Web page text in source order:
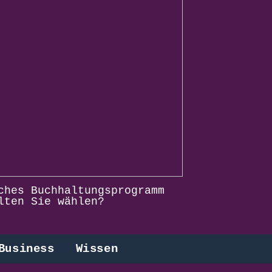
Buchhaltungsprogramm
Sie wählen?
Wissen